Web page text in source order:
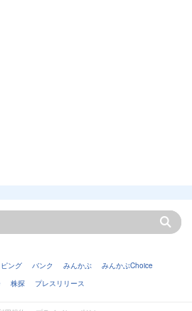
ング バンク みんかぶ
みんかぶChoice
株探 プレスリリース